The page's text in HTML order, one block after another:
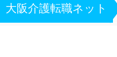
大阪介護転職ネット